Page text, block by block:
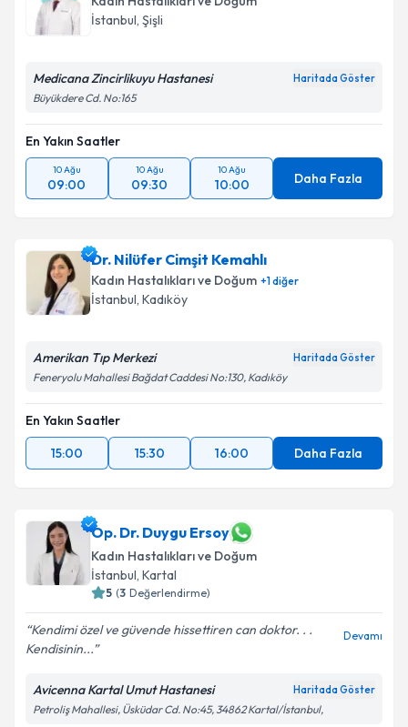
E-posta Adresiniz
Metni
Kadın Hastalıkları ve Doğum
İstanbul, Şişli
Medicana Zincirlikuyu Hastanesi
Büyükdere Cd. No:165
En Yakın Saatler
10 Ağu
09:00
10 Ağu
09:30
10 Ağu
10:00 Daha Fazla
Dr. Nilüfer Cimşit Kemahlı
Kadın Hastalıkları ve Doğum diğer
İstanbul, Kadıköy
Amerikan Tıp Merkezi
Feneryolu Mahallesi Bağdat Caddesi No:130, Kadıköy
En Yakın Saatler
15:00
15:30 16:00 Daha Fazla
Op. Dr. Duygu Ersoy
Kadın Hastalıkları ve Doğum
İstanbul, Kartal
( Değerlendirme)
Kendimi özel ve güvende hissettiren can doktor. . .
Kendisinin...
Avicenna Kartal Umut Hastanesi
Petroliş Mahallesi, Üsküdar Cd. No:45, 34862 Kartal/İstanbul,